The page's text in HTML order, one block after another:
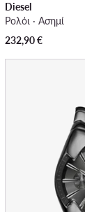
Diesel
Ρολόι · Ασημί
232,90€